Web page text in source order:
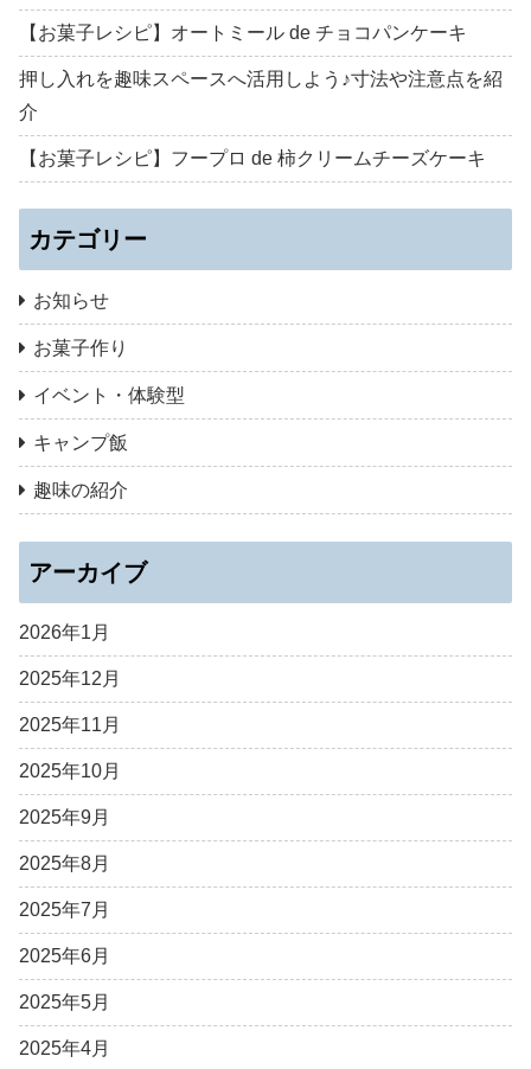
【お菓子レシピ】オートミール de チョコパンケーキ
押し入れを趣味スペースへ活用しよう♪寸法や注意点を紹
介
【お菓子レシピ】フープロ de 柿クリームチーズケーキ
カテゴリー
お知らせ
お菓子作り
イベント・体験型
キャンプ飯
趣味の紹介
アーカイブ
2026年1月
2025年12月
2025年11月
2025年10月
2025年9月
2025年8月
2025年7月
2025年6月
2025年5月
2025年4月